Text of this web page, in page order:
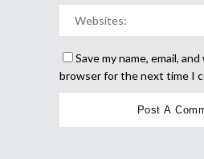
Save my name, email,
browser for the next time I